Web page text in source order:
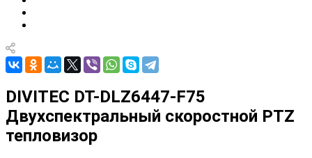
DIVITEC DT-DLZ6447-F75
Двухспектральный скоростной PTZ
тепловизор